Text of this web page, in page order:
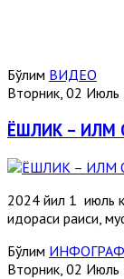
Бўлим ВИДЕО
Вторник, 02
ЁШЛИК – ИЛМ
2024 йил 1 июль
идораси раиси,
Бўлим
Вторник, 02